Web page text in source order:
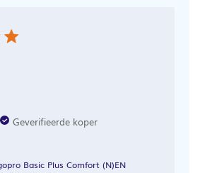
Geverifieerde koper
Basic Plus Comfort (N)EN